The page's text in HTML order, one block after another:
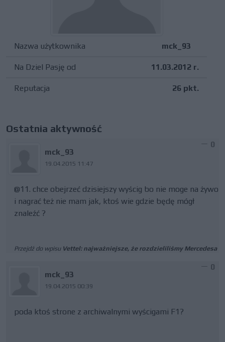
Nazwa użytkownika mck_93
Na Dziel Pasję od 11.03.2012 r.
Reputacja 26 pkt.
Ostatnia aktywność
mck_93
19.04.2015 11:47
0
@11. chce obejrzeć dzisiejszy wyścig bo nie moge na żywo
i nagrać też nie mam jak, ktoś wie gdzie będę mógł
znaleźć ?
Przejdź do wpisu Vettel: najważniejsze, że rozdzieliliśmy Mercedesa
mck_93
19.04.2015 00:39
0
poda ktoś strone z archiwalnymi wyścigami F1?